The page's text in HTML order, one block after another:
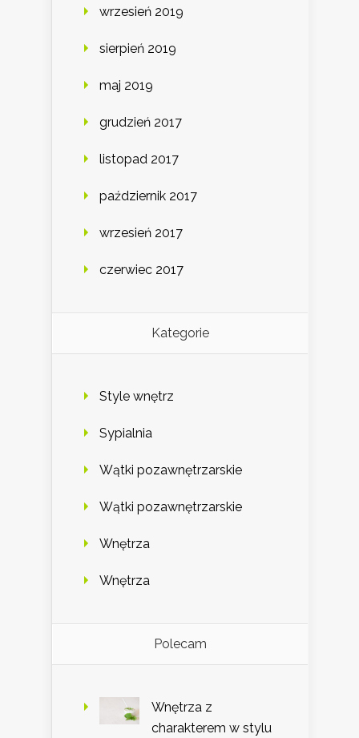
wrzesień 2019
sierpień 2019
maj 2019
grudzień 2017
listopad 2017
październik 2017
wrzesień 2017
czerwiec 2017
Kategorie
Style wnętrz
Sypialnia
Wątki pozawnętrzarskie
Wątki pozawnętrzarskie
Wnętrza
Wnętrza
Polecam
Wnętrza z
charakterem w stylu